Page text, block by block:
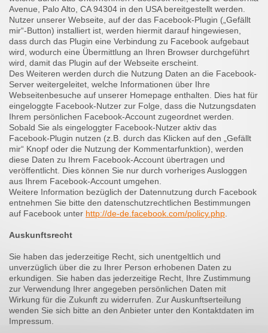
Avenue, Palo Alto, CA 94304 in den USA bereitgestellt werden.
Nutzer unserer Webseite, auf der das Facebook-Plugin („Gefällt
mir“-Button) installiert ist, werden hiermit darauf hingewiesen,
dass durch das Plugin eine Verbindung zu Facebook aufgebaut
wird, wodurch eine Übermittlung an Ihren Browser durchgeführt
wird, damit das Plugin auf der Webseite erscheint.
Des Weiteren werden durch die Nutzung Daten an die Facebook-
Server weitergeleitet, welche Informationen über Ihre
Webseitenbesuche auf unserer Homepage enthalten. Dies hat für
eingeloggte Facebook-Nutzer zur Folge, dass die Nutzungsdaten
Ihrem persönlichen Facebook-Account zugeordnet werden.
Sobald Sie als eingeloggter Facebook-Nutzer aktiv das
Facebook-Plugin nutzen (z.B. durch das Klicken auf den „Gefällt
mir“ Knopf oder die Nutzung der Kommentarfunktion), werden
diese Daten zu Ihrem Facebook-Account übertragen und
veröffentlicht. Dies können Sie nur durch vorheriges Ausloggen
aus Ihrem Facebook-Account umgehen.
Weitere Information bezüglich der Datennutzung durch Facebook
entnehmen Sie bitte den datenschutzrechtlichen Bestimmungen
auf Facebook unter http://de-de.facebook.com/policy.php
Auskunftsrecht
Sie haben das jederzeitige Recht, sich unentgeltlich und
unverzüglich über die zu Ihrer Person erhobenen Daten zu
erkundigen. Sie haben das jederzeitige Recht, Ihre Zustimmung
zur Verwendung Ihrer angegeben persönlichen Daten mit
Wirkung für die Zukunft zu widerrufen. Zur Auskunftserteilung
wenden Sie sich bitte an den Anbieter unter den Kontaktdaten im
Impressum.